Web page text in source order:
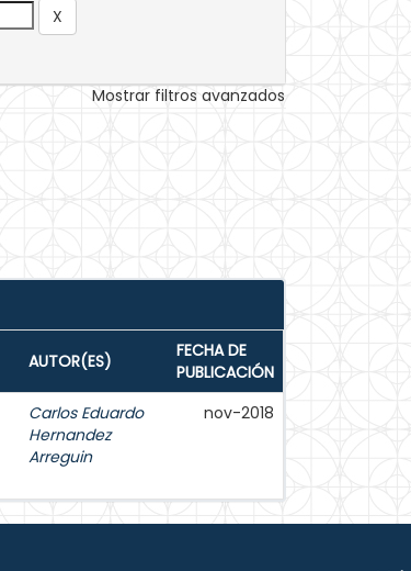
Mostrar filtros avanzados
AUTOR(ES)
FECHA DE
PUBLICACIÓN
Carlos Eduardo
Hernandez
Arreguin
nov-2018